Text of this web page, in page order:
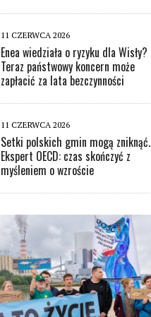
11 CZERWCA 2026
Enea wiedziała o ryzyku dla Wisły?
Teraz państwowy koncern może
zapłacić za lata bezczynności
11 CZERWCA 2026
Setki polskich gmin mogą zniknąć.
Ekspert OECD: czas skończyć z
myśleniem o wzroście